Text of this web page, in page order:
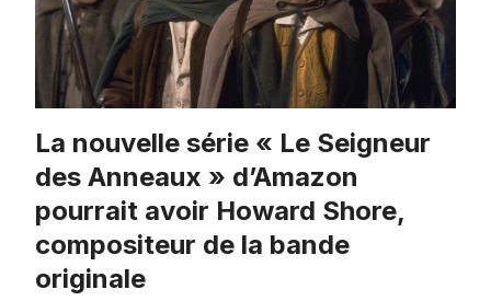
La nouvelle série « Le Seigneur
des Anneaux » d’Amazon
pourrait avoir Howard Shore,
compositeur de la bande
originale